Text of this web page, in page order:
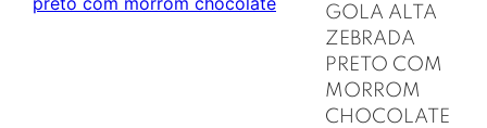
GOLA ALTA
ZEBRADA
PRETO COM
MORROM
CHOCOLATE